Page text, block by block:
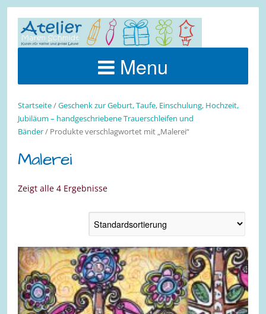
Menu
Startseite/Geschenk zur Geburt, Taufe, Einschulung, Hochzeit,
Jubiläum – handgeschriebene Trauerschleifen und
Bänder/ Produkte verschlagwortet mit „Malerei“
Malerei
Zeigt alle 4 Ergebnisse